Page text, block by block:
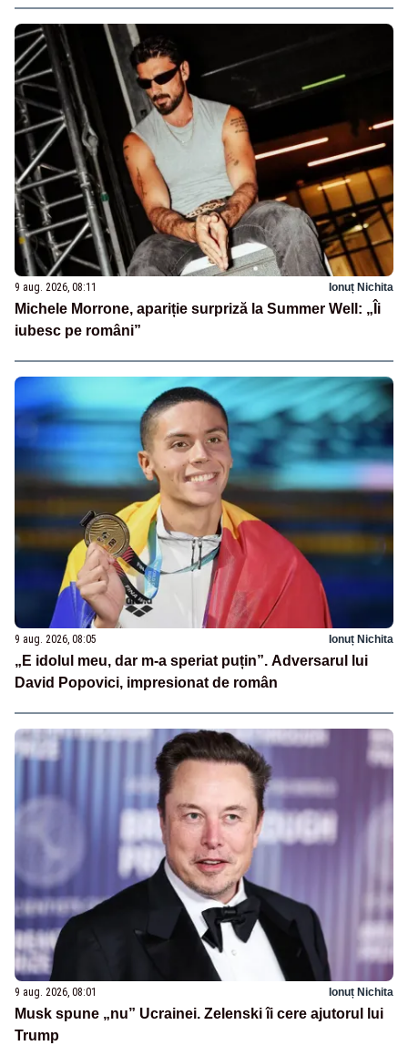
9 aug. 2026, 08:11 Ionuț Nichita
Michele Morrone, apariție surpriză la Summer Well: „Îi
iubesc pe români”
9 aug. 2026, 08:05 Ionuț Nichita
„E idolul meu, dar m-a speriat puțin”. Adversarul lui
David Popovici, impresionat de român
9 aug. 2026, 08:01 Ionuț Nichita
Musk spune „nu” Ucrainei. Zelenski îi cere ajutorul lui
Trump